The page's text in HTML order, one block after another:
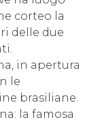
corteo la
delle due
in apertura
le
brasiliane.
la famosa